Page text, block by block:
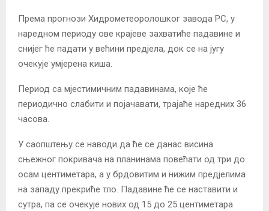
Према прогнози Хидрометеоролошког завода РС, у
наредном периоду ове крајеве захватиће падавине и
снијег ће падати у већини предјела, док се на југу
очекује умјерена киша.
Период са мјестимичним падавинама, које ће
периодично слабити и појачавати, трајаће наредних 36
часова.
У саопштењу се наводи да ће се данас висина
сњежног покривача на планинама повећати од три до
осам центиметара, а у брдовитим и нижим предјелима
на западу прекриће тло. Падавине ће се наставити и
сутра, па се очекује нових од 15 до 25 центиметара